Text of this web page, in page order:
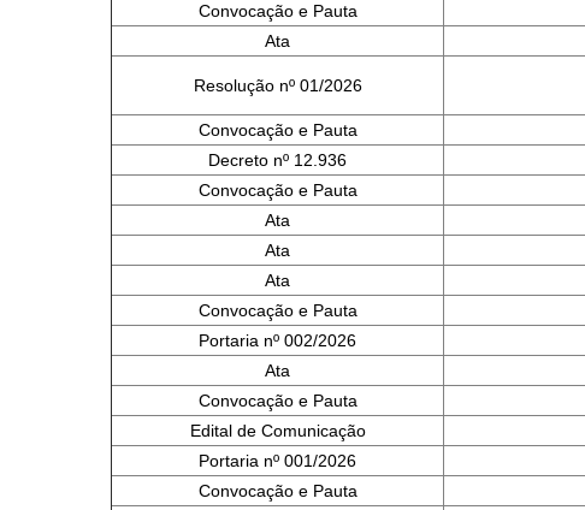
Convocação e Pauta
Ata
Resolução nº 01/2026
Convocação e Pauta
Decreto nº 12.936
Convocação e Pauta
Ata
Ata
Ata
Convocação e Pauta
Portaria nº 002/2026
Ata
Convocação e Pauta
Edital de Comunicação
Portaria nº 001/2026
Convocação e Pauta